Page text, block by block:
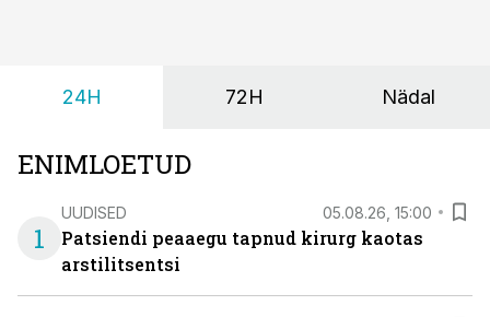
24H 72H Nädal
ENIMLOETUD
1
UUDISED 05.08.26, 15:00
Patsiendi peaaegu tapnud kirurg kaotas
arstilitsentsi